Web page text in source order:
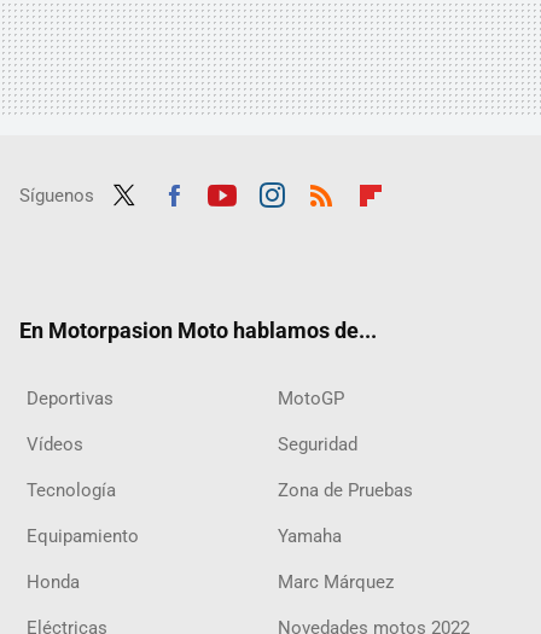
Síguenos
En Motorpasion Moto hablamos de...
Deportivas MotoGP
Vídeos Seguridad
Tecnología Zona de Pruebas
Equipamiento Yamaha
Honda Marc Márquez
Eléctricas Novedades motos 2022